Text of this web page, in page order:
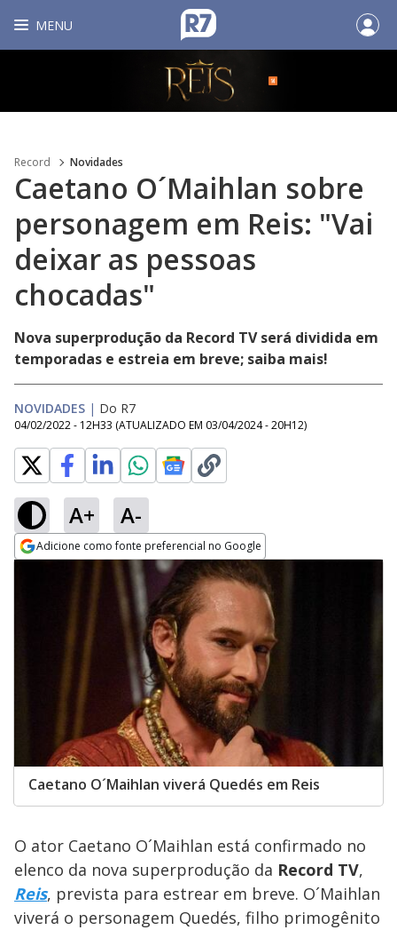
MENU
Record Novidades
Caetano O´Maihlan sobre
personagem em Reis: "Vai
deixar as pessoas
chocadas"
Nova superprodução da Record TV será dividida em
temporadas e estreia em breve; saiba mais!
NOVIDADES | Do R7
04/02/2022 - 12H33 (ATUALIZADO EM 03/04/2024 - 20H12)
A+ A-
Adicione como fonte preferencial no Google
Opens in new window
Caetano O´Maihlan viverá Quedés em Reis
O ator Caetano O´Maihlan está confirmado no
elenco da nova superprodução da Record TV,
Reis, prevista para estrear em breve. O´Maihlan
viverá o personagem Quedés, filho primogênito